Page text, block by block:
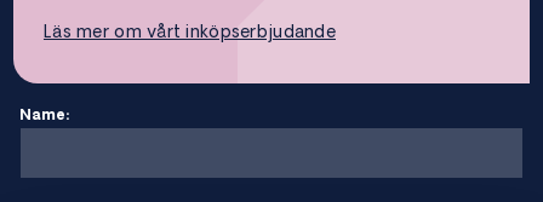
Läs mer om vårt inköpserbjudande
Name: